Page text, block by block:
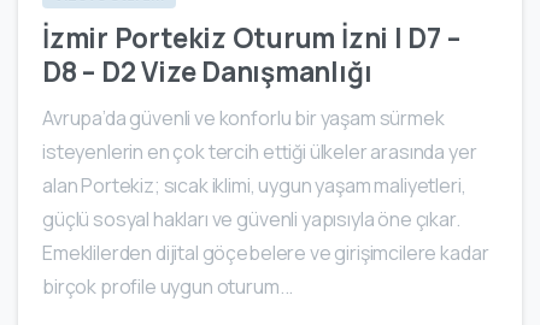
İzmir Portekiz Oturum İzni | D7 –
D8 – D2 Vize Danışmanlığı
Avrupa’da güvenli ve konforlu bir yaşam sürmek
isteyenlerin en çok tercih ettiği ülkeler arasında yer
alan Portekiz; sıcak iklimi, uygun yaşam maliyetleri,
güçlü sosyal hakları ve güvenli yapısıyla öne çıkar.
Emeklilerden dijital göçebelere ve girişimcilere kadar
birçok profile uygun oturum...